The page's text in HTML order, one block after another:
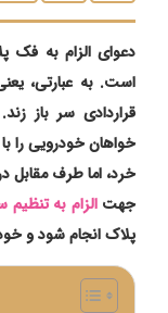
دعوای الزام به فک
است. به عبارتی،
قراردادی سر باز
خواهان خودرویی را
خرد، اما طرف مقابل
جهتالزام به
پلاک انجام شود و